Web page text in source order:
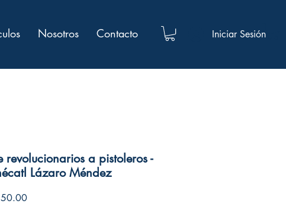
Iniciar Sesión
Nosotros Contacto
revolucionarios a pistoleros -
Lázaro Méndez
Precio